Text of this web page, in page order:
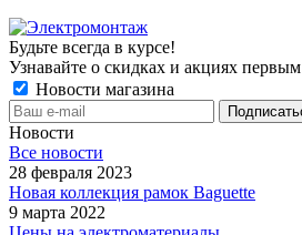
Будьте всегда в курсе!
Узнавайте о скидках и акциях первым
Новости магазина
Новости
Все новости
28 февраля 2023
Новая коллекция рамок Baguette
9 марта 2022